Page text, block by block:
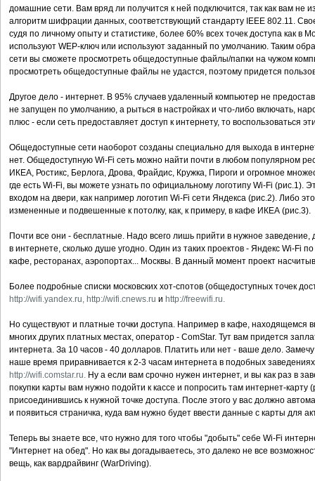
домашние сети. Вам вряд ли получится к ней подключится, так как вам не
алгоритм шифрации данных, соответствующий стандарту IEEE 802.11.
судя по личному опыту и статистике, более 60% всех точек доступа как в
используют WEP-ключ или используют заданный по умолчанию. Таким
сети вы сможете просмотреть общедоступные файлы/папки на чужом
просмотреть общедоступные файлы не удастся, поэтому придется
Другое дело - интернет. В 95% случаев удаленный компьютер не
не запущен по умолчанию, а рыться в настройках и что-либо включать,
плюс - если сеть предоставляет доступ к интернету, то воспользоваться
Общедоступные сети наоборот созданы специально для выхода в
нет. Общедоступную Wi-Fi сеть можно найти почти в любом популярном
ИКЕА, Ростикс, Берлога, Дрова, Фрайдис, Кружка, Пироги и огромное
где есть Wi-Fi, вы можете узнать по официальному логотипу Wi-Fi (рис.1).
входом на двери, как например логотип Wi-Fi сети Яндекса (рис.2). Либо
измененные и подвешенные к потолку, как, к примеру, в кафе ИКЕА (рис.3).
Почти все они - бесплатные. Надо всего лишь прийти в нужное заведение,
в интернете, сколько душе угодно. Один из таких проектов - Яндекс Wi-Fi
кафе, ресторанах, аэропортах... Москвы. В данный момент проект
Более подробные списки московских хот-спотов (общедоступных точек
http://wifi.yandex.ru, http://wifi.cnews.ru и http://freewifi.ru.
Но существуют и платные точки доступа. Например в кафе, находящемся
многих других платных местах, оператор - ComStar. Тут вам придется
интернета. За 10 часов - 40 долларов. Платить или нет - ваше дело.
наше время приравнивается к 2-3 часам интернета в подобных
http://wifi.comstar.ru. Ну а если вам срочно нужен интернет, и вы как раз в
покупки карты вам нужно подойти к кассе и попросить там интернет-карту
присоединившись к нужной точке доступа. После этого у вас должно
и появиться страничка, куда вам нужно будет ввести данные с карты для
Теперь вы знаете все, что нужно для того чтобы "добыть" себе Wi-Fi
"Интернет на обед". Но как вы догадываетесь, это далеко не все
вещь, как вардрайвинг (WarDriving).